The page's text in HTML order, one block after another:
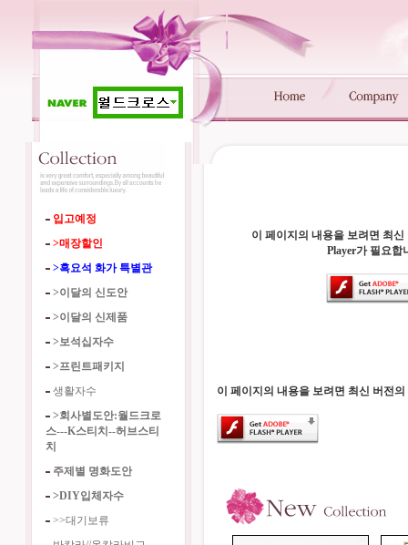
입고예정
>매장할인
>흑요석 화가 특별관
>이달의 신도안
>이달의 신제품
>보석십자수
>프린트패키지
생활자수
>회사별도안:월드크로
스---K스티치--허브스티
치
주제별 명화도안
>DIY입체자수
>>대기보류
이 페이지의 내용을 보려면 최신
Player가 필요합
이 페이지의 내용을 보려면 최신 버전